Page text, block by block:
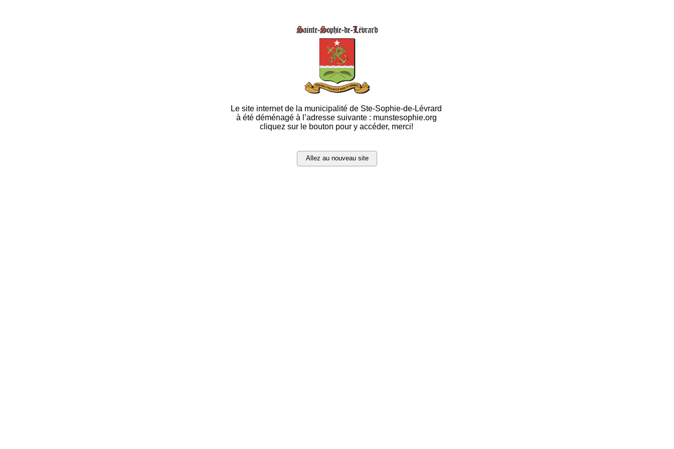
Le site internet de la municipalité de Ste-Sophie-de-Lévrard
à été déménagé à l’adresse suivante : munstesophie.org
cliquez sur le bouton pour y accéder, merci!
Allez au nouveau site